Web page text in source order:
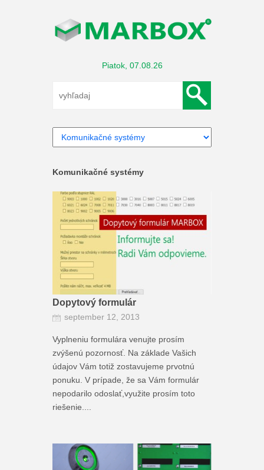
Piatok, 07.08.26
Komunikačné systémy
Dopytový formulár
september 12, 2013
Vyplneniu formulára venujte prosím
zvýšenú pozornosť. Na základe Vašich
údajov Vám totiž zostavujeme prvotnú
ponuku. V prípade, že sa Vám formulár
nepodarilo odoslať,využite prosím toto
riešenie....